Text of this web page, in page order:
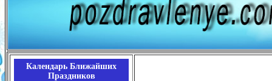
Календарь Ближайших
Праздников